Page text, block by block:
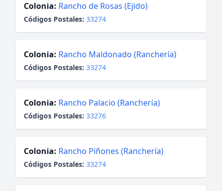
Colonia: Rancho de Rosas (Ejido)
Códigos Postales: 33274
Colonia: Rancho Maldonado (Ranchería)
Códigos Postales: 33274
Colonia: Rancho Palacio (Ranchería)
Códigos Postales: 33276
Colonia: Rancho Piñones (Ranchería)
Códigos Postales: 33274